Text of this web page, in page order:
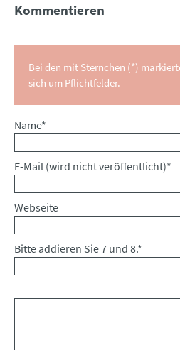
Kommentieren
Bei den mit Sternchen (*)
sich um Pflichtfelder.
Pflichtfeld
Name*
Pflichtfeld
E-Mail (wird nicht veröffentlicht)*
Webseite
Bitte addieren Sie 7 und 8.*